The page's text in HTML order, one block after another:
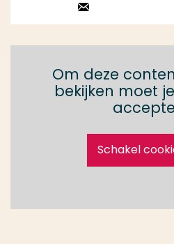
Stuur een email
Om deze
bekijken moet
Schakel